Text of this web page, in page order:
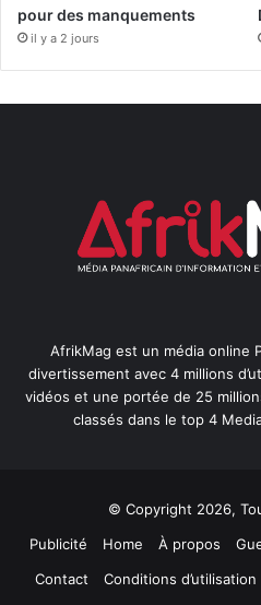
pour des manquements
il y a 2 jours
AfrikMag est un média online
divertissement avec 4 millions
vidéos et une portée de 25
classés dans le top 4
© Copyright 2026,
Publicité
Home À propos
Contact
Conditions d’utilisation